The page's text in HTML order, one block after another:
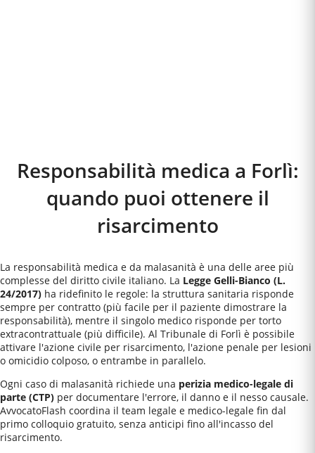
Responsabilità medica a Forlì:
quando puoi ottenere il
risarcimento
La responsabilità medica e da malasanità è una delle aree più
complesse del diritto civile italiano. La Legge Gelli-Bianco (L.
24/2017) ha ridefinito le regole: la struttura sanitaria risponde
sempre per contratto (più facile per il paziente dimostrare la
responsabilità), mentre il singolo medico risponde per torto
extracontrattuale (più difficile). Al Tribunale di Forlì è possibile
attivare l'azione civile per risarcimento, l'azione penale per lesioni
o omicidio colposo, o entrambe in parallelo.
Ogni caso di malasanità richiede una perizia medico-legale di
parte (CTP) per documentare l'errore, il danno e il nesso causale.
AvvocatoFlash coordina il team legale e medico-legale fin dal
primo colloquio gratuito, senza anticipi fino all'incasso del
risarcimento.